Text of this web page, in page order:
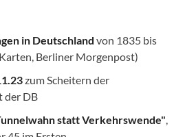
in Deutschland von 1835 bis
Berliner Morgenpost)
zum Scheitern der
der DB
statt Verkehrswende"